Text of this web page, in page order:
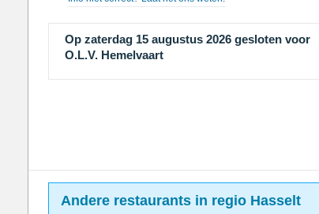
Op zaterdag 15 augustus 2026 gesloten voor
O.L.V. Hemelvaart
Andere restaurants in regio Hasselt